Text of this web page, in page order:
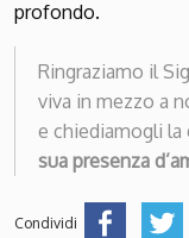
profondo.
Ringraziamo il
viva in mezzo a
e chiediamogli la
sua presenza
Condividi